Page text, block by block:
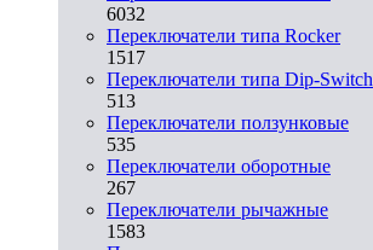
6032
Переключатели типа Rocker
1517
Переключатели типа Dip-Switch
513
Переключатели ползунковые
535
Переключатели оборотные
267
Переключатели рычажные
1583